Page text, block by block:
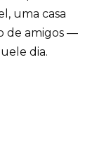
uma casa
de amigos —
dia.